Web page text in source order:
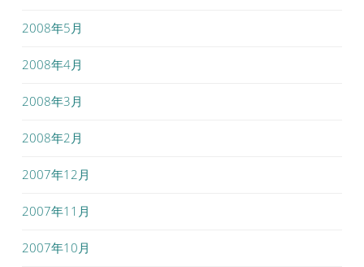
2008年5月
2008年4月
2008年3月
2008年2月
2007年12月
2007年11月
2007年10月